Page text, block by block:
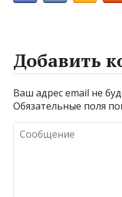
Добавить
Ваш адрес email не
Обязательные поля